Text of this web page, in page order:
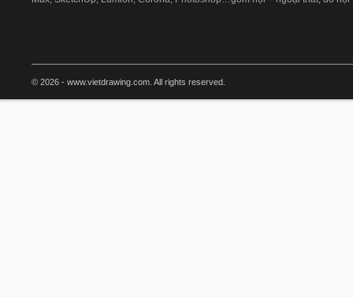
© 2026 - www.vietdrawing.com. All rights reserved.